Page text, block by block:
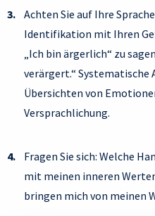
Achten Sie auf Ihre
Identifikation mit Ihren
„Ich bin ärgerlich“ zu
verärgert.“ Systematische
Übersichten von
Versprachlichung.
Fragen Sie sich: Welche
mit meinen inneren
bringen mich von meinen